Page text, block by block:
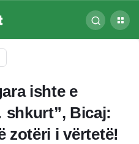
ishte e
Bicaj:
zotëri i vërtetë!